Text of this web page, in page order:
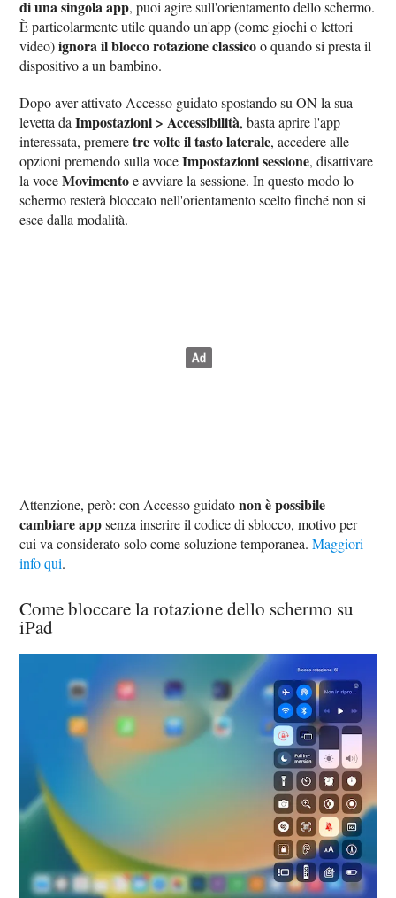
di una singola app, puoi agire sull'orientamento dello schermo.
È particolarmente utile quando un'app (come giochi o lettori
video)ignora il blocco rotazione classicoo quando si presta il
dispositivo a un bambino.
Dopo aver attivato Accesso guidato spostando su ON la sua
levetta daImpostazioni > Accessibilità, basta aprire l'app
interessata, premeretre volte il tasto laterale, accedere alle
opzioni premendo sulla voceImpostazioni sessione, disattivare
la voceMovimentoe avviare la sessione. In questo modo lo
schermo resterà bloccato nell'orientamento scelto finché non si
esce dalla modalità.
Attenzione, però: con Accesso guidatonon è possibile
cambiare appsenza inserire il codice di sblocco, motivo per
cui va considerato solo come soluzione temporanea.Maggiori
info qui.
Come bloccare la rotazione dello schermo su
iPad